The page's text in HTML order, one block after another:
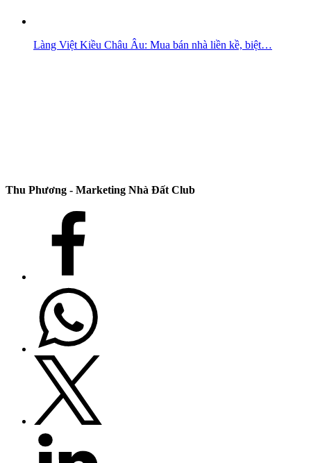
Làng Việt Kiều Châu Âu: Mua bán nhà liền kề, biệt…
Thu Phương - Marketing Nhà Đất Club